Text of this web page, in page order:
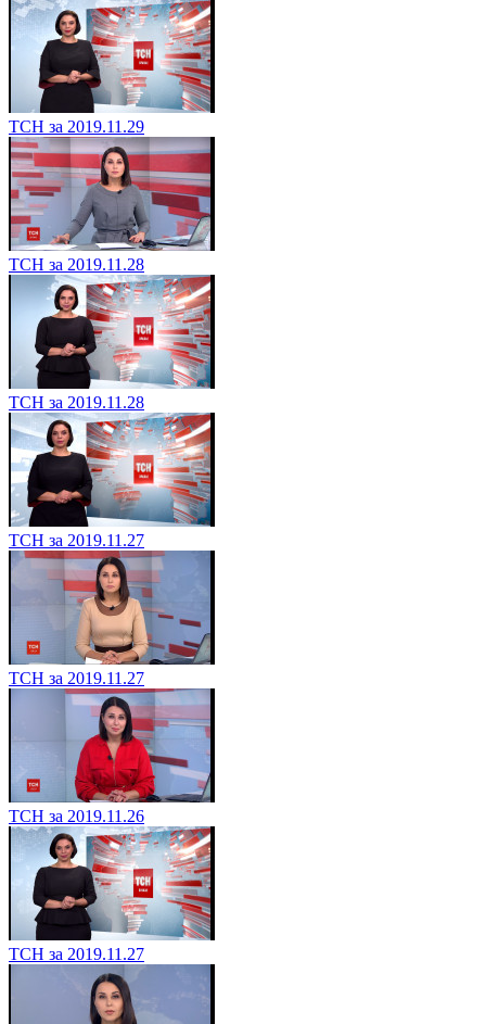
ТСН за 2019.11.29
ТСН за 2019.11.28
ТСН за 2019.11.28
ТСН за 2019.11.27
ТСН за 2019.11.27
ТСН за 2019.11.26
ТСН за 2019.11.27